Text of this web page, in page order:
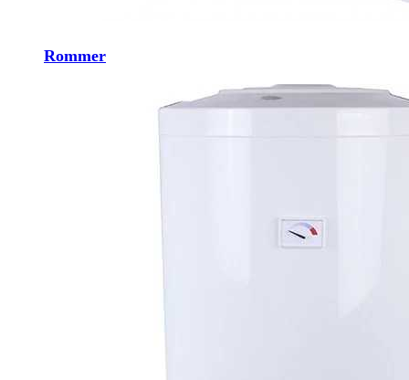
Rommer